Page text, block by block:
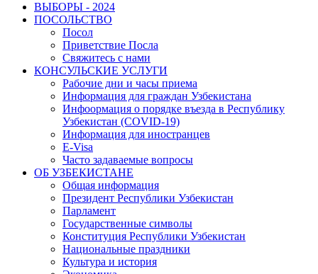
ВЫБОРЫ - 2024
ПОСОЛЬСТВО
Посол
Приветствие Посла
Свяжитесь с нами
КОНСУЛЬСКИЕ УСЛУГИ
Рабочие дни и часы приема
Информация для граждан Узбекистана
Инфоормация о порядке въезда в Республику
Узбекистан (COVID-19)
Информация для иностранцев
E-Visa
Часто задаваемые вопросы
ОБ УЗБЕКИСТАНЕ
Общая информация
Президент Республики Узбекистан
Парламент
Государственные символы
Конституция Республики Узбекистан
Национальные праздники
Культура и история